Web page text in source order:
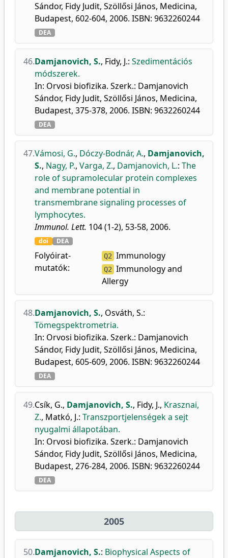
Sándor, Fidy Judit, Szöllősi János, Medicina,
Budapest, 602-604, 2006. ISBN: 9632260244
DEA
46.Damjanovich, S., Fidy, J.: Szedimentációs
módszerek.
In: Orvosi biofizika. Szerk.: Damjanovich
Sándor, Fidy Judit, Szöllősi János, Medicina,
Budapest, 375-378, 2006. ISBN: 9632260244
DEA
47.Vámosi, G., Dóczy-Bodnár, A., Damjanovich,
S., Nagy, P., Varga, Z., Damjanovich, L.: The
role of supramolecular protein complexes
and membrane potential in
transmembrane signaling processes of
lymphocytes.
Immunol. Lett. 104 (1-2), 53-58, 2006.
doi DEA
Folyóirat-
mutatók:
Q2 Immunology
Q2 Immunology and
Allergy
48.Damjanovich, S., Osváth, S.:
Tömegspektrometria.
In: Orvosi biofizika. Szerk.: Damjanovich
Sándor, Fidy Judit, Szöllősi János, Medicina,
Budapest, 605-609, 2006. ISBN: 9632260244
DEA
49.Csík, G., Damjanovich, S., Fidy, J., Krasznai,
Z., Matkó, J.: Transzportjelenségek a sejt
nyugalmi állapotában.
In: Orvosi biofizika. Szerk.: Damjanovich
Sándor, Fidy Judit, Szöllősi János, Medicina,
Budapest, 276-284, 2006. ISBN: 9632260244
DEA
2005
50.Damjanovich, S.: Biophysical Aspects of